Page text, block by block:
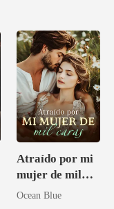
Atraído por mi
mujer de mil
caras
Ocean Blue